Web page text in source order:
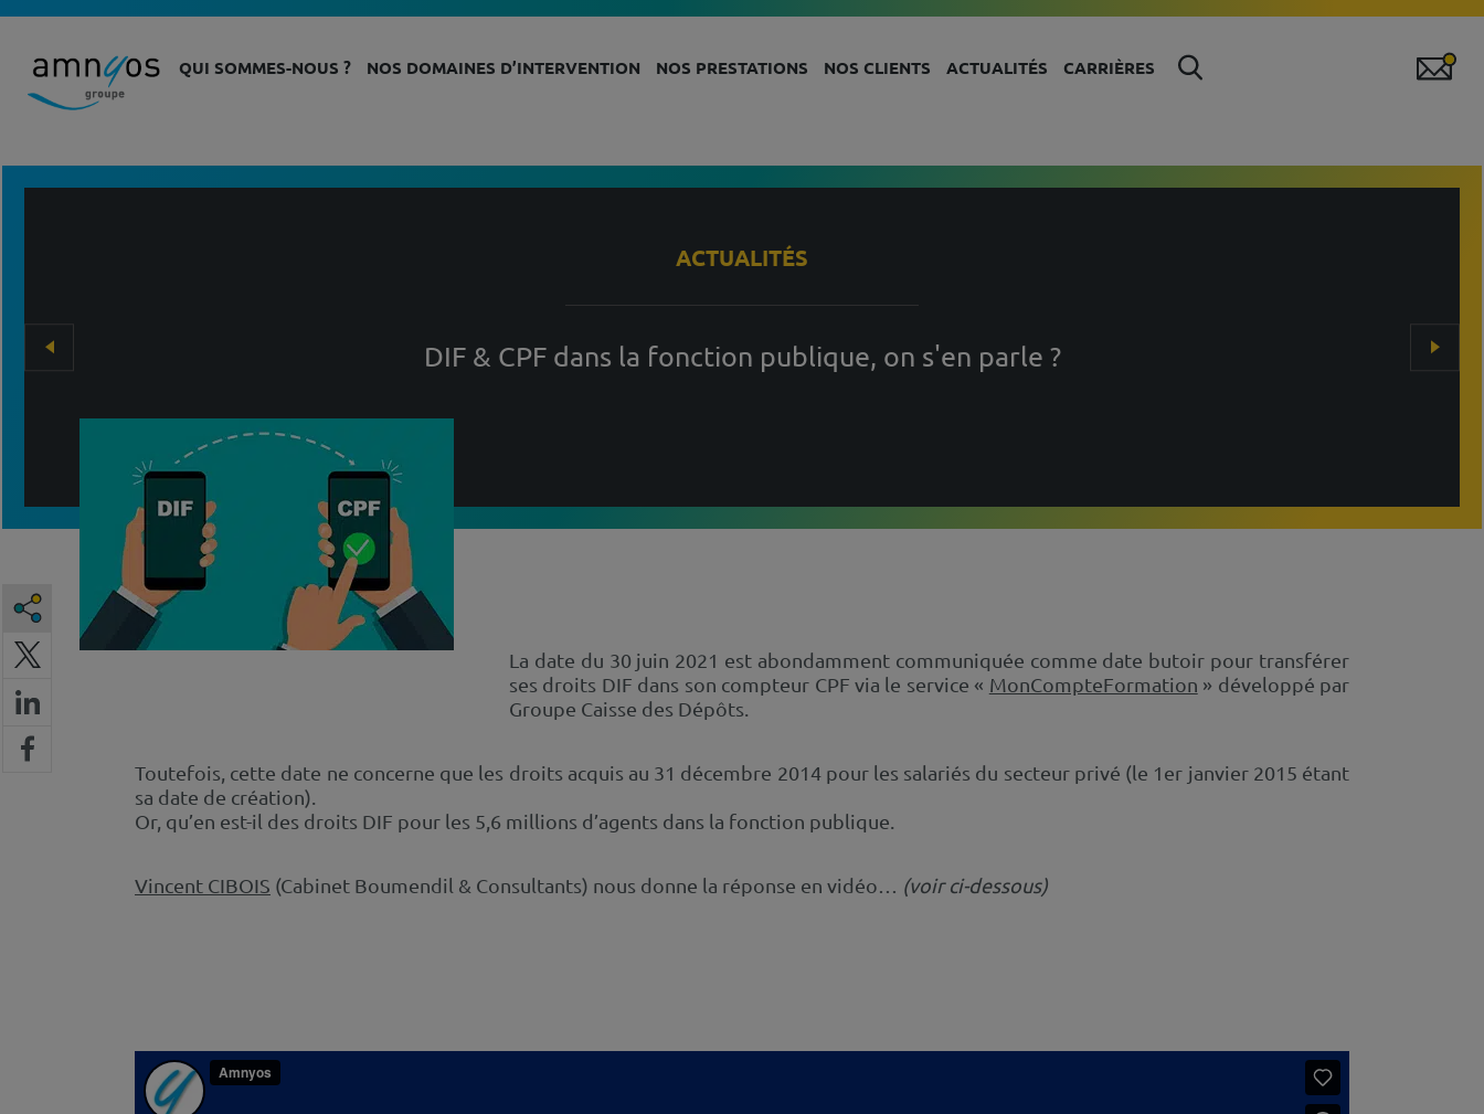
QUI SOMMES-NOUS ? NOS DOMAINES D’INTERVENTION NOS PRESTATIONS NOS CLIENTS ACTUALITÉS CARRIÈRES
ACTUALITÉS
DIF & CPF dans la fonction publique, on s'en parle ?
La date du 30 juin 2021 est abondamment communiquée comme date butoir pour transférer
ses droits DIF dans son compteur CPF via le service « MonCompteFormation » développé par
Groupe Caisse des Dépôts.
Toutefois, cette date ne concerne que les droits acquis au 31 décembre 2014 pour les salariés du secteur privé (le 1er janvier 2015 étant
sa date de création).
Or, qu’en est-il des droits DIF pour les 5,6 millions d’agents dans la fonction publique.
Vincent CIBOIS (Cabinet Boumendil & Consultants) nous donne la réponse en vidéo… (voir ci-dessous)